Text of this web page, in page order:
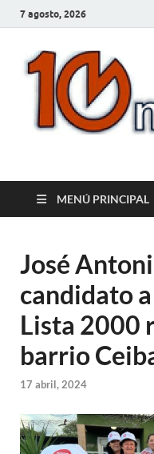
7 agosto, 2026
MENÚ PRINCIPAL
José
candidato
Lista 2000
barrio
17 abril, 2024